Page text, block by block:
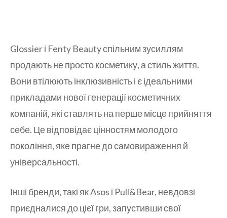
Glossier і Fenty Beauty спільним зусиллям
продають не просто косметику, а стиль життя.
Вони втілюють інклюзивність і є ідеальними
прикладами нової генерації косметичних
компаній, які ставлять на перше місце прийняття
себе. Це відповідає цінностям молодого
покоління, яке прагне до самовираження й
універсальності.
Інші бренди, такі як Asos і Pull&Bear, невдовзі
приєдналися до цієї гри, запустивши свої